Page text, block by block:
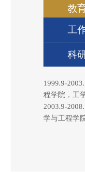
教
工
科
1999.9-
程学院，工
2003.9-
学与工程学